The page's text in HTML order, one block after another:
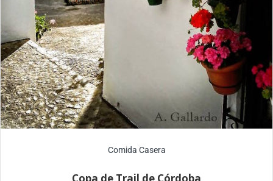
Comida Casera